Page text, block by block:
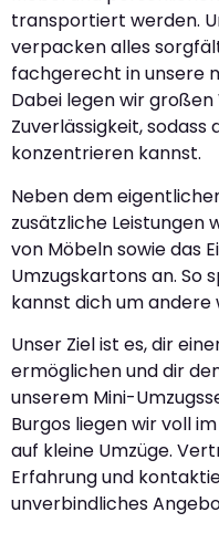
transportiert werden.
verpacken alles
fachgerecht in unsere
Dabei legen wir
Zuverlässigkeit, sodass
konzentrieren kannst.
Neben dem
zusätzliche Leistungen
von Möbeln sowie das
Umzugskartons an. So
kannst dich um andere
Unser Ziel ist es, dir
ermöglichen und dir
unserem Mini-
Burgos liegen wir voll
auf kleine Umzüge.
Erfahrung und
unverbindliches